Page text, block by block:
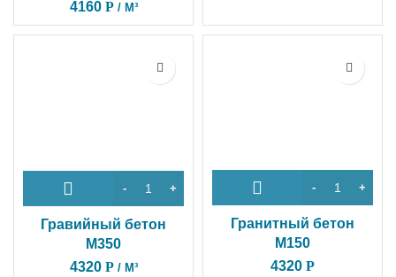
4160 Р / М³
Гравийный бетон
М350
4320 Р / М³
Гранитный бетон
М150
4320 Р